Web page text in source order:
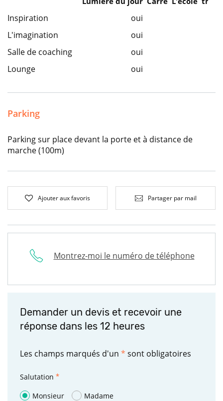
Inspiration oui
L'imagination
oui
Salle de coaching
oui
Lounge
oui
Parking
Parking sur place devant la porte et à distance de
marche (100m)
Ajouter aux favoris Partager par mail
Montrez-moi le numéro de téléphone
Demander un devis et recevoir une
réponse dans les 12 heures
Les champs marqués d'un * sont obligatoires
Salutation
Monsieur
Madame